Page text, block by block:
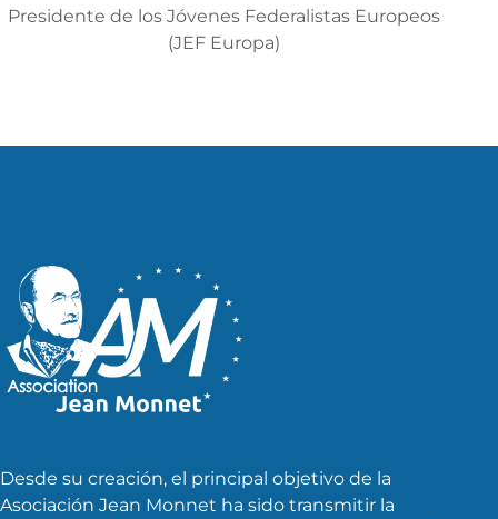
Presidente de los Jóvenes Federalistas Europeos
(JEF Europa)
Desde su creación, el principal objetivo de la
Asociación Jean Monnet ha sido transmitir la